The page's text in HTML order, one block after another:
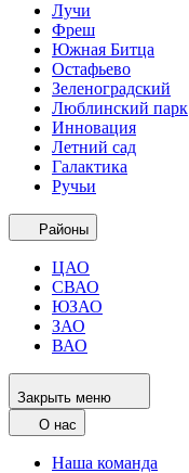
Лучи
Фреш
Южная Битца
Остафьево
Зеленоградский
Люблинский парк
Инновация
Летний сад
Галактика
Ручьи
Районы
ЦАО
СВАО
ЮЗАО
ЗАО
ВАО
Закрыть меню
О нас
Наша команда